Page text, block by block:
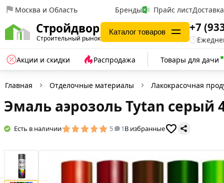
Москва и Область Бренды Прайс листДоставка
Стройдвор
Строительный рынок
Каталог товаров +7
Акции и скидки Распродажа Товары для дачи
Главная Отделочные материалы Лакокрасочная
Эмаль аэрозоль Tytan серый
Есть в наличии 5 1В избранные